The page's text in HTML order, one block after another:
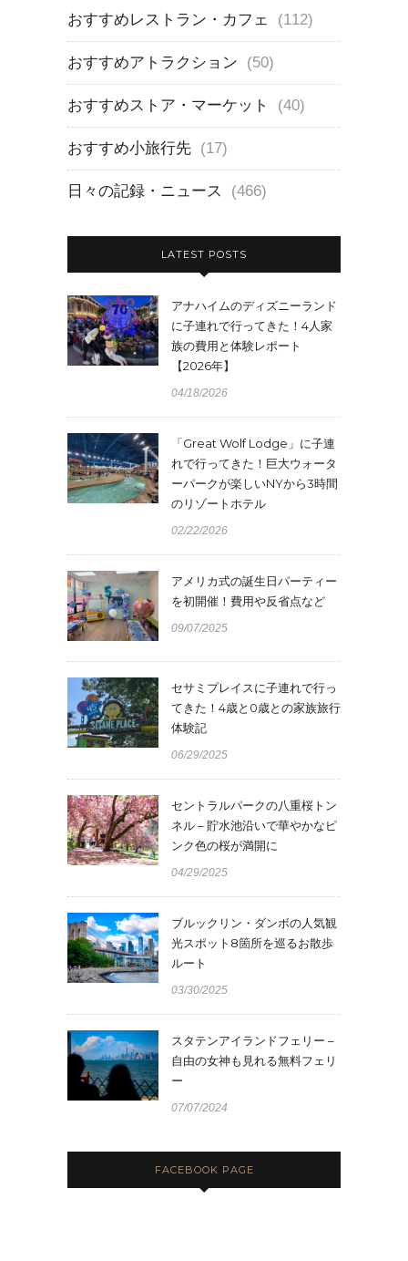
おすすめレストラン・カフェ (112)
おすすめアトラクション (50)
おすすめストア・マーケット (40)
おすすめ小旅行先 (17)
日々の記録・ニュース (466)
LATEST POSTS
アナハイムのディズニーランド
に子連れで行ってきた！4人家
族の費用と体験レポート
【2026年】
04/18/2026
「Great Wolf Lodge」に子連
れで行ってきた！巨大ウォータ
ーパークが楽しいNYから3時間
のリゾートホテル
02/22/2026
アメリカ式の誕生日パーティー
を初開催！費用や反省点など
09/07/2025
セサミプレイスに子連れで行っ
てきた！4歳と0歳との家族旅行
体験記
06/29/2025
セントラルパークの八重桜トン
ネル – 貯水池沿いで華やかなピ
ンク色の桜が満開に
04/29/2025
ブルックリン・ダンボの人気観
光スポット8箇所を巡るお散歩
ルート
03/30/2025
スタテンアイランドフェリー –
自由の女神も見れる無料フェリ
ー
07/07/2024
FACEBOOK PAGE